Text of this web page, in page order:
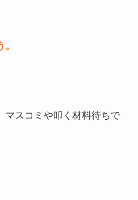
マスコミや叩く材料待ちで